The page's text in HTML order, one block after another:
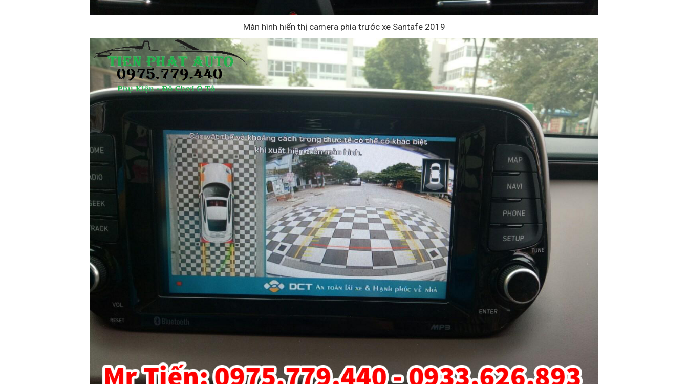
Màn hình hiển thị camera phía trước xe Santafe 2019